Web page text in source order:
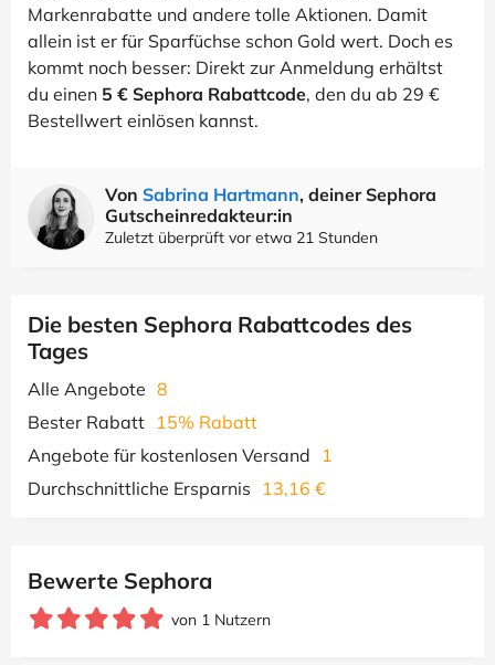
Markenrabatte und andere tolle Aktionen. Damit
allein ist er für Sparfüchse schon Gold wert. Doch es
kommt noch besser: Direkt zur Anmeldung erhältst
du einen 5 € Sephora Rabattcode, den du ab 29 €
Bestellwert einlösen kannst.
Von Sabrina Hartmann, deiner Sephora
Gutscheinredakteur:in
Zuletzt überprüft vor etwa 21 Stunden
Die besten Sephora Rabattcodes des
Tages
Alle Angebote 8
Bester Rabatt 15% Rabatt
Angebote für kostenlosen Versand
1
Durchschnittliche Ersparnis
13,16 €
Bewerte Sephora
von 1 Nutzern